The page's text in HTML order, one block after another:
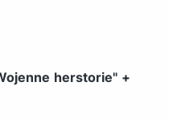
herstorie" +